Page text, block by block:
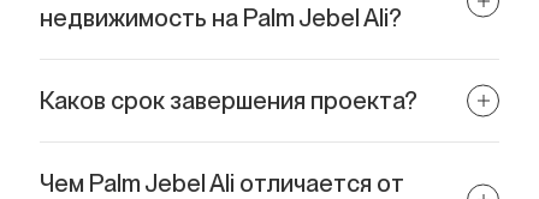
недвижимость на Palm Jebel Ali?
Каков срок завершения проекта?
уточняются.
Чем Palm Jebel Ali отличается от